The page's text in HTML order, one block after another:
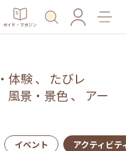
ガイド・マガジン
体験、 たびレ
風景・景色、 アー
イベント アクティビテ